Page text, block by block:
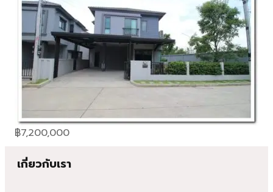
฿7,200,000
เกี่ยวกับเรา